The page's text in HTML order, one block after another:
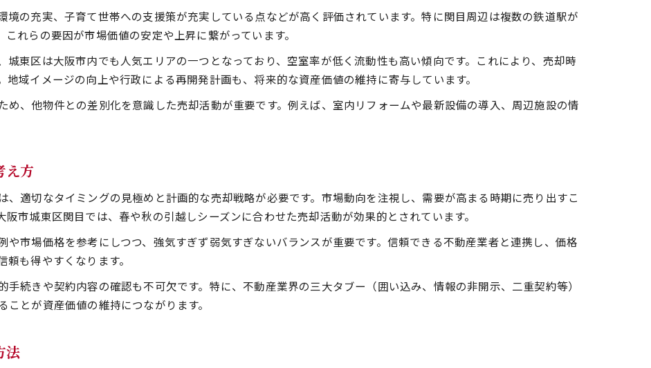
境の充実、子育て世帯への支援策が充実している点などが高く評価されています。特に関目周辺は複数の鉄道駅が
れらの要因が市場価値の安定や上昇に繋がっています。
城東区は大阪市内でも人気エリアの一つとなっており、空室率が低く流動性も高い傾向です。これにより、売却時
域イメージの向上や行政による再開発計画も、将来的な資産価値の維持に寄与しています。
め、他物件との差別化を意識した売却活動が重要です。例えば、室内リフォームや最新設備の導入、周辺施設の情
え方
、適切なタイミングの見極めと計画的な売却戦略が必要です。市場動向を注視し、需要が高まる時期に売り出すこ
市城東区関目では、春や秋の引越しシーズンに合わせた売却活動が効果的とされています。
や市場価格を参考にしつつ、強気すぎず弱気すぎないバランスが重要です。信頼できる不動産業者と連携し、価格
も得やすくなります。
手続きや契約内容の確認も不可欠です。特に、不動産業界の三大タブー（囲い込み、情報の非開示、二重契約等）
とが資産価値の維持につながります。
法